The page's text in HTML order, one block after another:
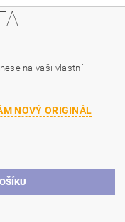
na vaši vlastní
NOVÝ ORIGINÁL